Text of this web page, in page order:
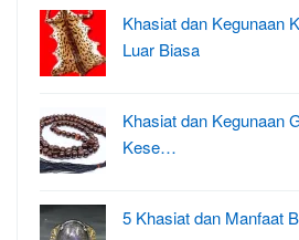
Khasiat dan Kegunaan
Luar Biasa
Khasiat dan Kegunaan
Kese…
5 Khasiat dan Manfaat